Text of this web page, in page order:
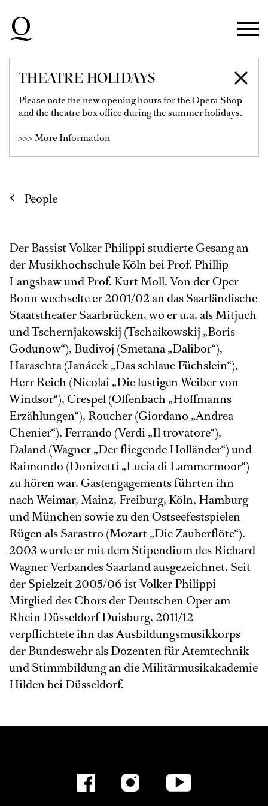
Skip to main navigation
Skip to footer
THEATRE HOLIDAYS
Please note the new opening hours for the Opera Shop
and the theatre box office during the summer holidays.
>>> More Information
VOLKER PHILIPPI
People
Der Bassist Volker Philippi studierte Gesang an
der Musikhochschule Köln bei Prof. Phillip
Langshaw und Prof. Kurt Moll. Von der Oper
Bonn wechselte er 2001/02 an das Saarländische
Staatstheater Saarbrücken, wo er u.a. als Mitjuch
und Tschernjakowskij (Tschaikowskij „Boris
Godunow“), Budivoj (Smetana „Dalibor“),
Haraschta (Janácek „Das schlaue Füchslein“),
Herr Reich (Nicolai „Die lustigen Weiber von
Windsor“), Crespel (Offenbach „Hoffmanns
Erzählungen“), Roucher (Giordano „Andrea
Chenier“), Ferrando (Verdi „Il trovatore“),
Daland (Wagner „Der fliegende Holländer“) und
Raimondo (Donizetti „Lucia di Lammermoor“)
zu hören war. Gastengagements führten ihn
nach Weimar, Mainz, Freiburg, Köln, Hamburg
und München sowie zu den Ostseefestspielen
Rügen als Sarastro (Mozart „Die Zauberflöte“).
2003 wurde er mit dem Stipendium des Richard
Wagner Verbandes Saarland ausgezeichnet. Seit
der Spielzeit 2005/06 ist Volker Philippi
Mitglied des Chors der Deutschen Oper am
Rhein Düsseldorf Duisburg. 2011/12
verpflichtete ihn das Ausbildungsmusikkorps
der Bundeswehr als Dozenten für Atemtechnik
und Stimmbildung an die Militärmusikakademie
Hilden bei Düsseldorf.